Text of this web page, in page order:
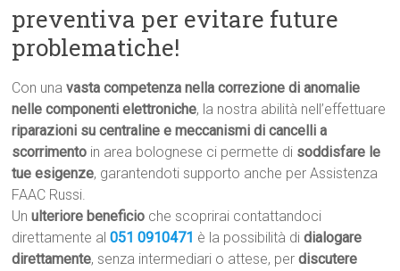
preventiva per evitare future
problematiche!
Con unavasta competenza nella correzione di anomalie
nelle componenti elettroniche, la nostra abilità nell’effettuare
riparazioni su centraline e meccanismi di cancelli a
scorrimento in area bolognese ci permette di soddisfare le
tue esigenze, garantendoti supporto anche per Assistenza
FAAC Russi.
Unulteriore beneficio che scoprirai contattandoci
direttamente al051 0910471 è la possibilità didialogare
direttamente, senza intermediari o attese, perdiscutere